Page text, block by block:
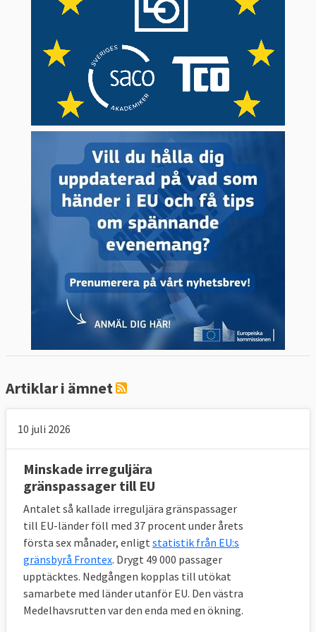
vid större migrantströmmar: Albanien,
Bosnien-Hercegovina, Montenegro,
Nordmakedonien och Serbien.
Senast 2027 ska 10 000 gränsvakter vara på
plats för att kunna bevaka
medlemsländernas yttre gränser.
Artiklar i ämnet
10 juli 2026
Minskade irreguljära
gränspassager till EU
Antalet så kallade irreguljära gränspassager
till EU-länder föll med 37 procent under årets
första sex månader, enligt statistik från EU:s
gränsbyrå Frontex. Drygt 49 000 passager
upptäcktes. Nedgången kopplas till utökat
samarbete med länder utanför EU. Den västra
Medelhavsrutten var den enda med en ökning.